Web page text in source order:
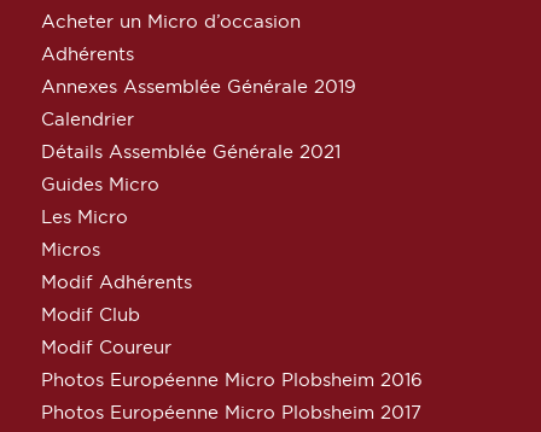
Acheter un Micro d’occasion
Adhérents
Annexes Assemblée Générale 2019
Calendrier
Détails Assemblée Générale 2021
Guides Micro
Les Micro
Micros
Modif Adhérents
Modif Club
Modif Coureur
Photos Européenne Micro Plobsheim 2016
Photos Européenne Micro Plobsheim 2017